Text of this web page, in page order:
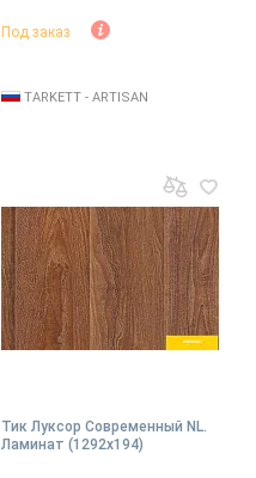
Под заказ
TARKETT - ARTISAN
Тик Луксор Современный NL.
Ламинат (1292х194)